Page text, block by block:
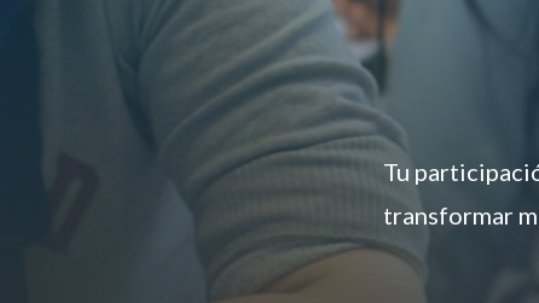
Tu
transformar